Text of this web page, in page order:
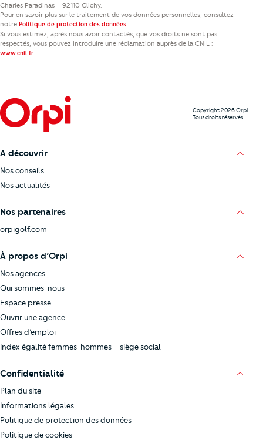
Charles Paradinas – 92110 Clichy.
Pour en savoir plus sur le traitement de vos données personnelles, consultez
notre Politique de protection des données.
Si vous estimez, après nous avoir contactés, que vos droits ne sont pas
respectés, vous pouvez introduire une réclamation auprès de la CNIL :
www.cnil.fr.
Copyright 2026 Orpi.
Tous droits réservés.
A découvrir
Nos conseils
Nos actualités
Nos partenaires
orpigolf.com
À propos d’Orpi
Nos agences
Qui sommes-nous
Espace presse
Ouvrir une agence
Offres d’emploi
Index égalité femmes-hommes – siège social
Confidentialité
Plan du site
Informations légales
Politique de protection des données
Politique de cookies